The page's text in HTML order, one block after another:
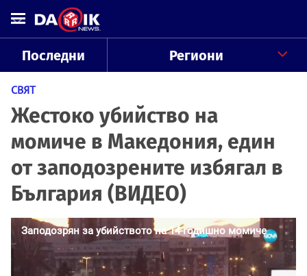
Последни Региони
СВЯТ
Жестоко убийство на
момиче в Македония, един
от заподозрените избягал в
България (ВИДЕО)